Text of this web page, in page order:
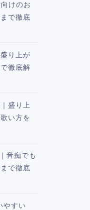
けのお
で徹底
り上が
徹底解
盛り上
い方を
音痴でも
で徹底
やすい